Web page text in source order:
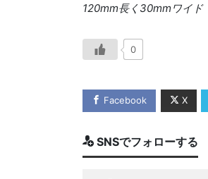
120mm長く 30mmワイド
0
Facebook X
SNSでフォローする